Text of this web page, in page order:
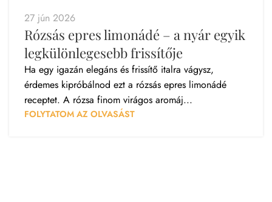
27 jún 2026
Rózsás epres limonádé – a nyár egyik
legkülönlegesebb frissítője
Ha egy igazán elegáns és frissítő italra vágysz,
érdemes kipróbálnod ezt a rózsás epres limonádé
receptet. A rózsa finom virágos aromáj...
FOLYTATOM AZ OLVASÁST